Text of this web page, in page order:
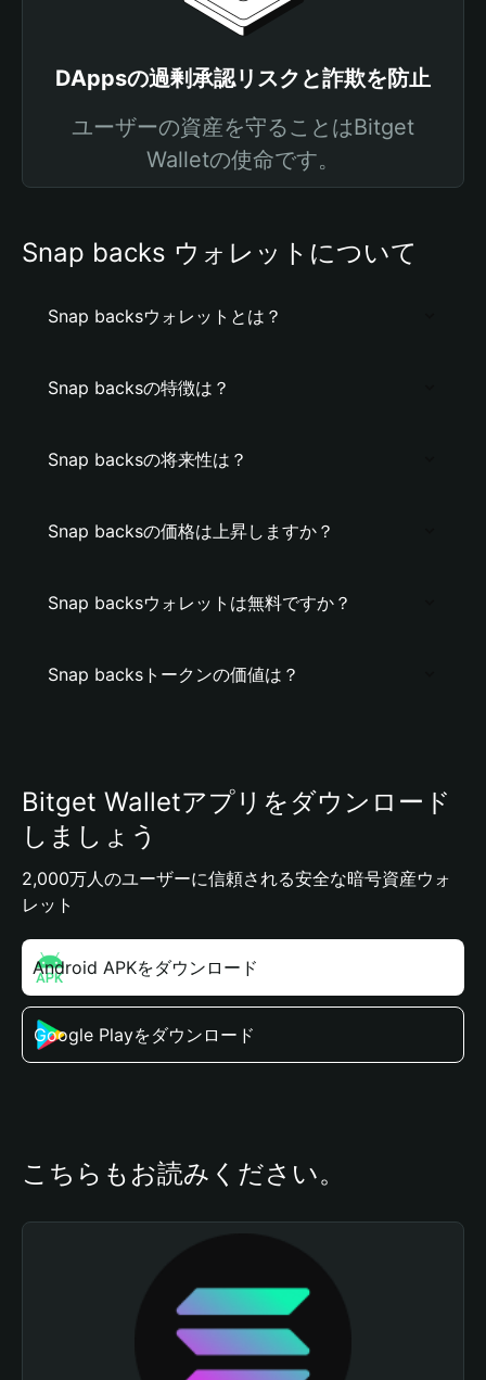
DAppsの過剰承認リスクと詐欺を防止
ユーザーの資産を守ることはBitget
Walletの使命です。
Snap backs ウォレットについて
Snap backsウォレットとは？
Snap backsの特徴は？
Snap backsの将来性は？
Snap backsの価格は上昇しますか？
Snap backsウォレットは無料ですか？
Snap backsトークンの価値は？
Bitget Walletアプリをダウンロード
しましょう
2,000万人のユーザーに信頼される安全な暗号資産ウォ
レット
Android APKをダウンロード
Google Playをダウンロード
こちらもお読みください。